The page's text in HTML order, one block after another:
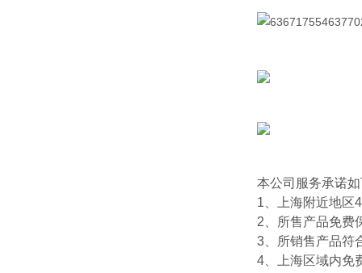
本公司服务承诺
1、上海附近地区
2、所售产品免费
3、所销售产品符
4、上海区域内免